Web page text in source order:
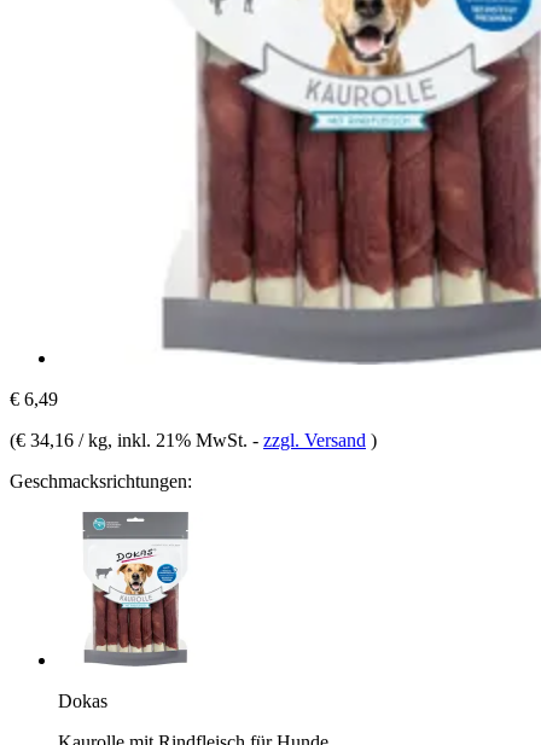
€ 6,49
(€ 34,16 / kg, inkl. 21% MwSt. - zzgl. Versand )
Geschmacksrichtungen:
Dokas